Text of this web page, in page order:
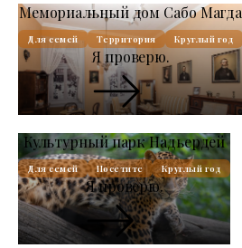
Мемориальный дом Сабо Магда
Для семей Территория Круглый год
Я проверю.
Культурный парк Надьердей
Для семей Посетите Круглый год
Я проверю.